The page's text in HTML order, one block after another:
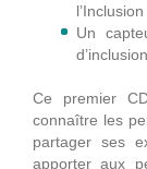
Un
Ce premier
connaître les
partager ses
apporter aux